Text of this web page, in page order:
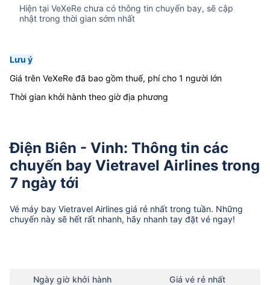
Hiện tại VeXeRe chưa có thông tin chuyến bay, sẽ cập
nhật trong thời gian sớm nhất
Lưu ý
Giá trên VeXeRe đã bao gồm thuế, phí cho 1 người lớn
Thời gian khởi hành theo giờ địa phương
Điện Biên - Vinh: Thông tin các
chuyến bay Vietravel Airlines trong
7 ngày tới
Vé máy bay Vietravel Airlines giá rẻ nhất trong tuần. Những
chuyến này sẽ hết rất nhanh, hãy nhanh tay đặt vé ngay!
Ngày giờ khởi hành Giá vé rẻ nhất